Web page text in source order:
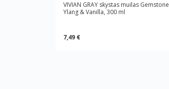
VIVIAN GRAY skystas muilas Gemstone
Ylang & Vanilla, 300 ml
7,49 €